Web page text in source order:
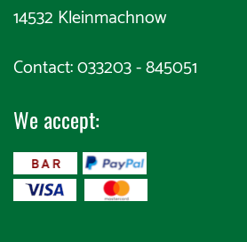
14532 Kleinmachnow
Contact: 033203 - 845051
We accept: